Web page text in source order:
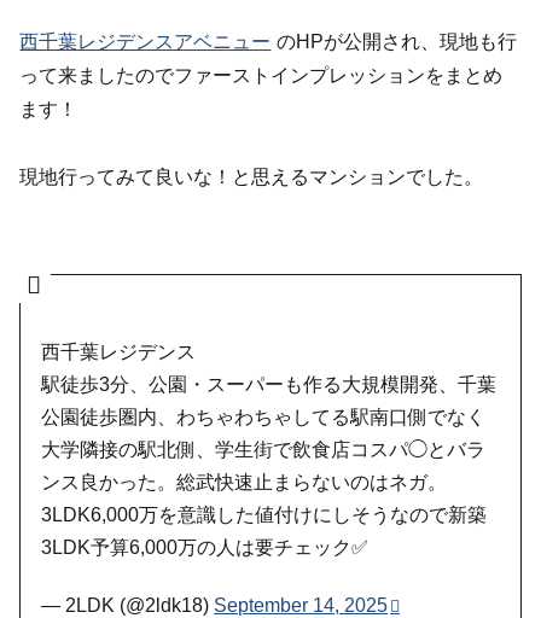
西千葉レジデンスアベニュー のHPが公開され、現地も行
って来ましたのでファーストインプレッションをまとめ
ます！
現地行ってみて良いな！と思えるマンションでした。
西千葉レジデンス
駅徒歩3分、公園・スーパーも作る大規模開発、千葉
公園徒歩圏内、わちゃわちゃしてる駅南口側でなく
大学隣接の駅北側、学生街で飲食店コスパ◯とバラ
ンス良かった。総武快速止まらないのはネガ。
3LDK6,000万を意識した値付けにしそうなので新築
3LDK予算6,000万の人は要チェック✅
— 2LDK (@2ldk18) September 14, 2025